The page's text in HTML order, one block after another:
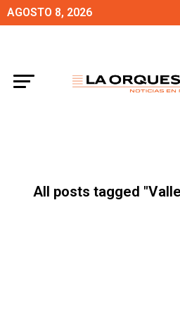
AGOSTO 8, 2026
All posts tagged